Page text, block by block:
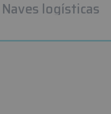
Naves logísticas